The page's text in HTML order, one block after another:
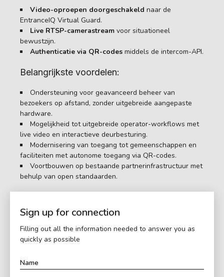
Video-oproepen doorgeschakeld naar de
EntranceIQ Virtual Guard.
Live RTSP-camerastream voor situationeel
bewustzijn.
Authenticatie via QR-codes middels de intercom-API.
Belangrijkste voordelen:
Ondersteuning voor geavanceerd beheer van
bezoekers op afstand, zonder uitgebreide aangepaste
hardware.
Mogelijkheid tot uitgebreide operator-workflows met
live video en interactieve deurbesturing.
Modernisering van toegang tot gemeenschappen en
faciliteiten met autonome toegang via QR-codes.
Voortbouwen op bestaande partnerinfrastructuur met
behulp van open standaarden.
Sign up for connection
Filling out all the information needed to answer you as
quickly as possible